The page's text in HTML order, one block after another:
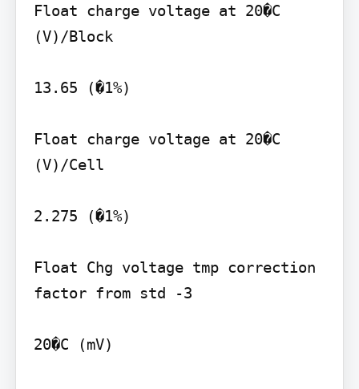
Float charge voltage at 20�C
(V)/Block
13.65 (�1%)
Float charge voltage at 20�C
(V)/Cell
2.275 (�1%)
Float Chg voltage tmp correction
factor from std -3
20�C (mV)